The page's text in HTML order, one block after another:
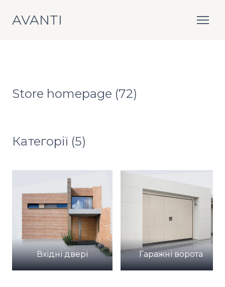
AVANTI
Store homepage (72)
Категорії (5)
Вхідні двері Гаражні ворота